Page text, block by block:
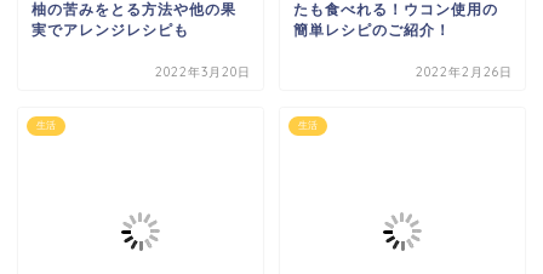
柚の苦みをとる方法や他の果
実でアレンジレシピも
2022年3月20日
たも食べれる！ウコン使用の
簡単レシピのご紹介！
2022年2月26日
生活 生活